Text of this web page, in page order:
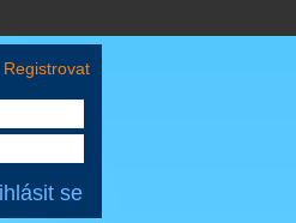
Registrovat